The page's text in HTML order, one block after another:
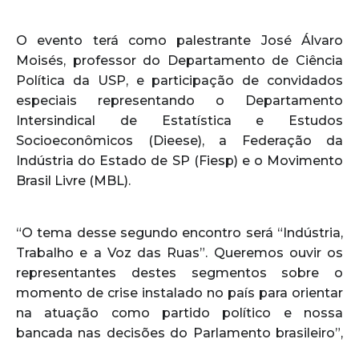
O evento terá como palestrante José Álvaro
Moisés, professor do Departamento de Ciência
Política da USP, e participação de convidados
especiais representando o Departamento
Intersindical de Estatística e Estudos
Socioeconômicos (Dieese), a Federação da
Indústria do Estado de SP (Fiesp) e o Movimento
Brasil Livre (MBL).
“O tema desse segundo encontro será “Indústria,
Trabalho e a Voz das Ruas”. Queremos ouvir os
representantes destes segmentos sobre o
momento de crise instalado no país para orientar
na atuação como partido político e nossa
bancada nas decisões do Parlamento brasileiro”,